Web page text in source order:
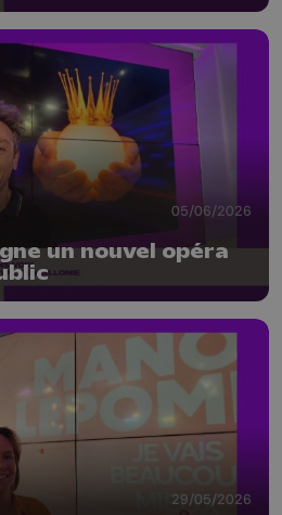
05/06/2026
un nouvel opéra
29/05/2026